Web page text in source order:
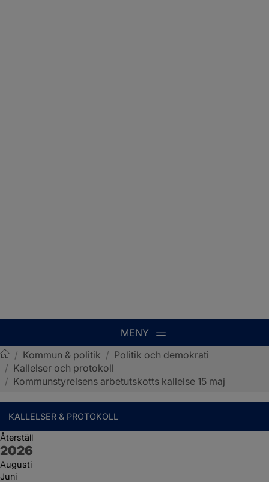
MENY
Sotenäs kommun
/ Kommun & politik / Politik och demokrati
/ Kallelser och protokoll
/ Kommunstyrelsens arbetutskotts kallelse 15 maj
KALLELSER & PROTOKOLL
Återställ
År:
2026
Augusti
Juni